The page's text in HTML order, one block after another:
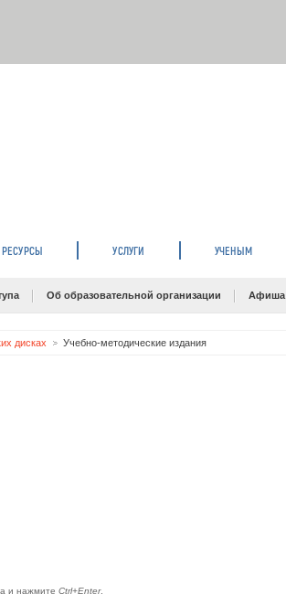
РЕСУРСЫ УСЛУГИ УЧЕНЫМ
Об образовательной организации Афиша
дисках Учебно-методические издания
и нажмите Ctrl+Enter.